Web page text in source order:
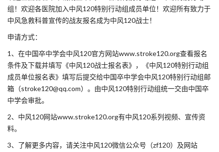
组！欢迎各医院加入中风120特别行动组成员单位！欢迎所有致力于
中风急救科普宣传的战友报名成为中风120战士！
申请方式：
1、在中国卒中学会中风120官方网站www.stroke120.org查看报名
条件及下载并填写《中风120战士报名表》，《中风120特别行动组
成员单位报名表》填写后提交给中国卒中学会中风120特别行动组邮
箱（stroke120@qq.com）。由中风120特别行动组统一交由中国卒
中学会审批。
2、中风120网站www.stroke120.org有中风120系列视频、宣传资
料。
3、了解更多内容，请关注中风120微信公众号（zf120）及网站